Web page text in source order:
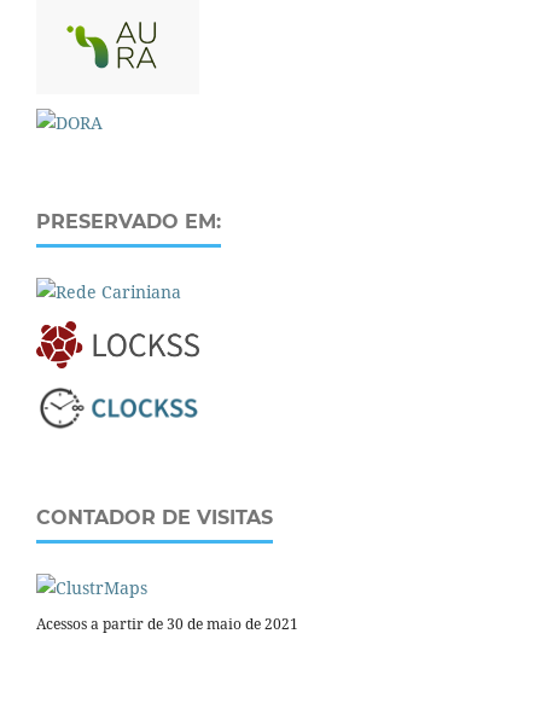
PRESERVADO EM:
CONTADOR DE VISITAS
Acessos a partir de 30 de maio de 2021